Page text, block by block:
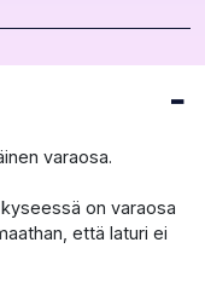
varaosa.
on varaosa
että laturi ei